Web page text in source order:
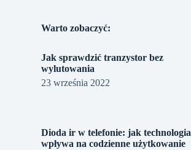
Warto zobaczyć:
Jak sprawdzić tranzystor bez
wylutowania
23 września 2022
Dioda ir w telefonie: jak technologia
wpływa na codzienne użytkowanie